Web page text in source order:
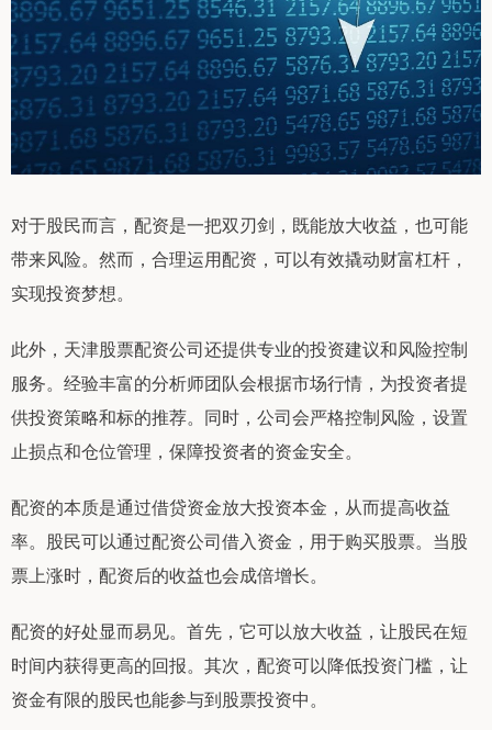
对于股民而言，配资是一把双刃剑，既能放大收益，也可能
带来风险。然而，合理运用配资，可以有效撬动财富杠杆，
实现投资梦想。
此外，天津股票配资公司还提供专业的投资建议和风险控制
服务。经验丰富的分析师团队会根据市场行情，为投资者提
供投资策略和标的推荐。同时，公司会严格控制风险，设置
止损点和仓位管理，保障投资者的资金安全。
配资的本质是通过借贷资金放大投资本金，从而提高收益
率。股民可以通过配资公司借入资金，用于购买股票。当股
票上涨时，配资后的收益也会成倍增长。
配资的好处显而易见。首先，它可以放大收益，让股民在短
时间内获得更高的回报。其次，配资可以降低投资门槛，让
资金有限的股民也能参与到股票投资中。